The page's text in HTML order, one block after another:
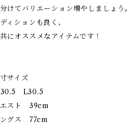
けてバリエーション増やしましょう。
ィションも良く、
にオススメなアイテムです！
サイズ
L30.5
エスト 39cm
ングス 77cm